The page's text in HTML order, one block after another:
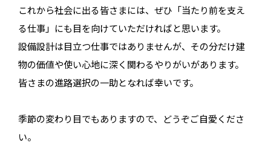
これから社会に出る皆さまには、ぜひ「当たり前を支え
る仕事」にも目を向けていただければと思います。
設備設計は目立つ仕事ではありませんが、その分だけ建
物の価値や使い心地に深く関わるやりがいがあります。
皆さまの進路選択の一助となれば幸いです。
季節の変わり目でもありますので、どうぞご自愛くださ
い。